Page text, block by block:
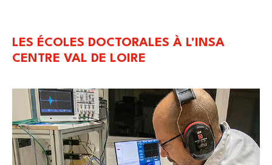
LES ÉCOLES DOCTORALES À L'INSA
CENTRE VAL DE LOIRE